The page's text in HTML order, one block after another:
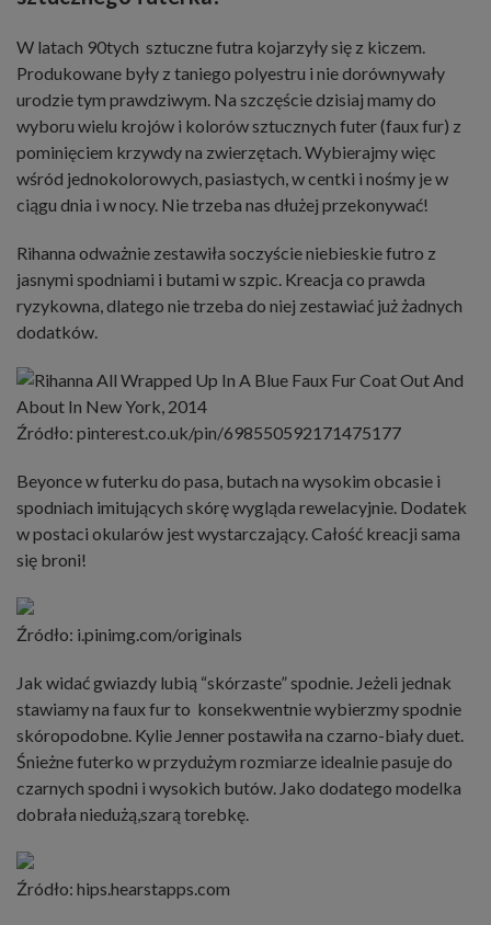
W latach 90tych sztuczne futra kojarzyły się z kiczem.
Produkowane były z taniego polyestru i nie dorównywały
urodzie tym prawdziwym. Na szczęście dzisiaj mamy do
wyboru wielu krojów i kolorówsztucznych futer(faux fur) z
pominięciem krzywdy na zwierzętach. Wybierajmy więc
wśród jednokolorowych, pasiastych, w centki i nośmy je w
ciągu dnia i w nocy. Nie trzeba nas dłużej przekonywać!
Rihanna odważnie zestawiła soczyście niebieskie futro z
jasnymi spodniami i butami w szpic. Kreacja co prawda
ryzykowna, dlatego nie trzeba do niej zestawiać już żadnych
dodatków.
Źródło: pinterest.co.uk/pin/698550592171475177
Beyonce w futerku do pasa, butach na wysokim obcasie i
spodniach imitujących skórę wygląda rewelacyjnie. Dodatek
w postaci okularów jest wystarczający. Całość kreacji sama
się broni!
Źródło: i.pinimg.com/originals
Jak widać gwiazdy lubią “skórzaste” spodnie. Jeżeli jednak
stawiamy na faux fur to konsekwentnie wybierzmy spodnie
skóropodobne. Kylie Jenner postawiła na czarno-biały duet.
Śnieżne futerko w przydużym rozmiarze idealnie pasuje do
czarnych spodni i wysokich butów. Jako dodatego modelka
dobrała niedużą,szarą torebkę.
Źródło: hips.hearstapps.com